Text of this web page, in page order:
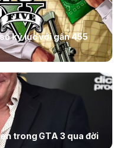
kỷ lục với gần 455
trong GTA 3 qua đời